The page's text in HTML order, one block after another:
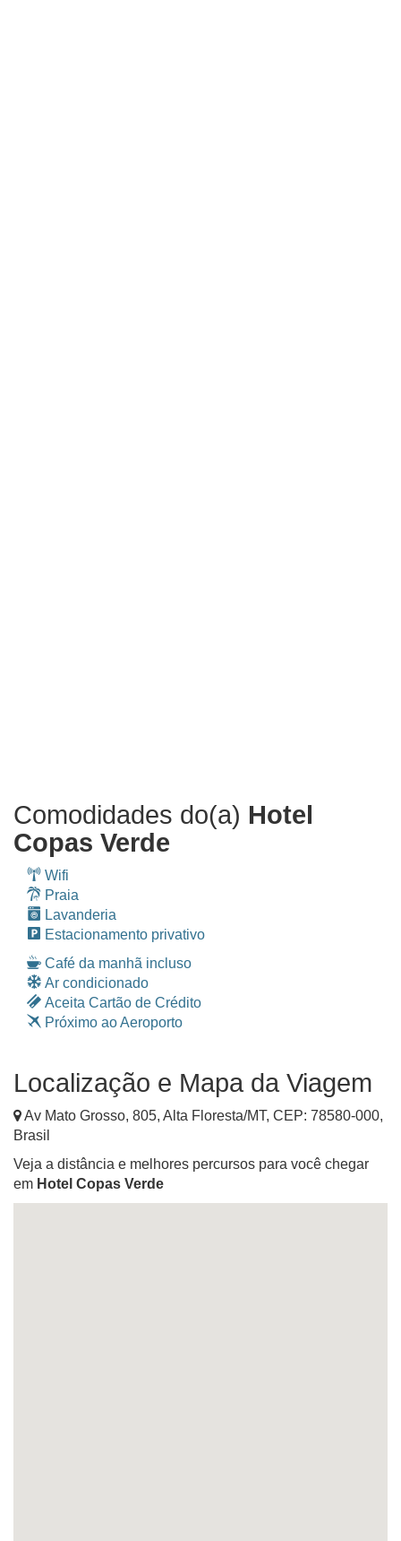
Comodidades do(a) Hotel
Copas Verde
Wifi
Praia
Lavanderia
Estacionamento privativo
Café da manhã incluso
Ar condicionado
Aceita Cartão de Crédito
Próximo ao Aeroporto
Localização e Mapa da Viagem
Av Mato Grosso, 805, Alta Floresta/MT, CEP: 78580-000,
Brasil
Veja a distância e melhores percursos para você chegar
em Hotel Copas Verde